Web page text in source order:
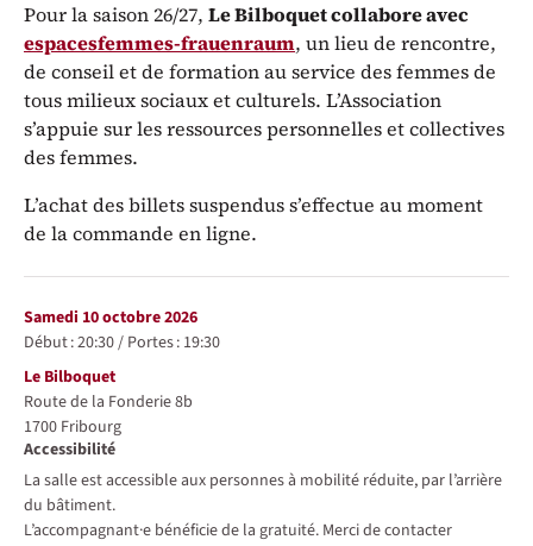
Pour la saison 26/27, Le Bilboquet collabore avec
espacesfemmes-frauenraum, un lieu de rencontre,
de conseil et de formation au service des femmes de
tous milieux sociaux et culturels. L’Association
s’appuie sur les ressources personnelles et collectives
des femmes.
L’achat des billets suspendus s’effectue au moment
de la commande en ligne.
samedi 10 octobre 2026
Début :20:30/ Portes : 19:30
Lieu
Le Bilboquet
Route de la Fonderie 8b
1700 Fribourg
Accessibilité
La salle est accessible aux personnes à mobilité réduite, par l’arrière
du bâtiment.
L’accompagnant·e bénéficie de la gratuité. Merci de contacter